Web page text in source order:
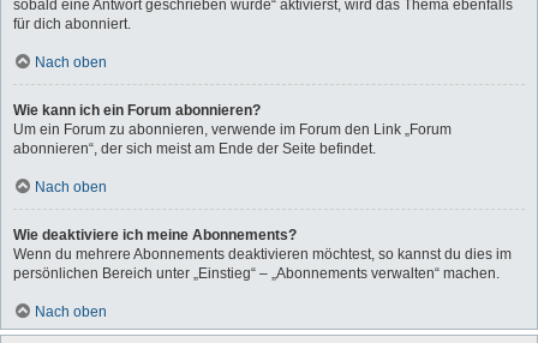
sobald eine Antwort geschrieben wurde“ aktivierst, wird das Thema ebenfalls
für dich abonniert.
Nach oben
Wie kann ich ein Forum abonnieren?
Um ein Forum zu abonnieren, verwende im Forum den Link „Forum
abonnieren“, der sich meist am Ende der Seite befindet.
Nach oben
Wie deaktiviere ich meine Abonnements?
Wenn du mehrere Abonnements deaktivieren möchtest, so kannst du dies im
persönlichen Bereich unter „Einstieg“ – „Abonnements verwalten“ machen.
Nach oben